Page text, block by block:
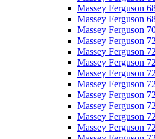
Massey Ferguson
Massey Ferguson
Massey Ferguson
Massey Ferguson
Massey Ferguson
Massey Ferguson
Massey Ferguson
Massey Ferguson
Massey Ferguson
Massey Ferguson
Massey Ferguson
Massey Ferguson